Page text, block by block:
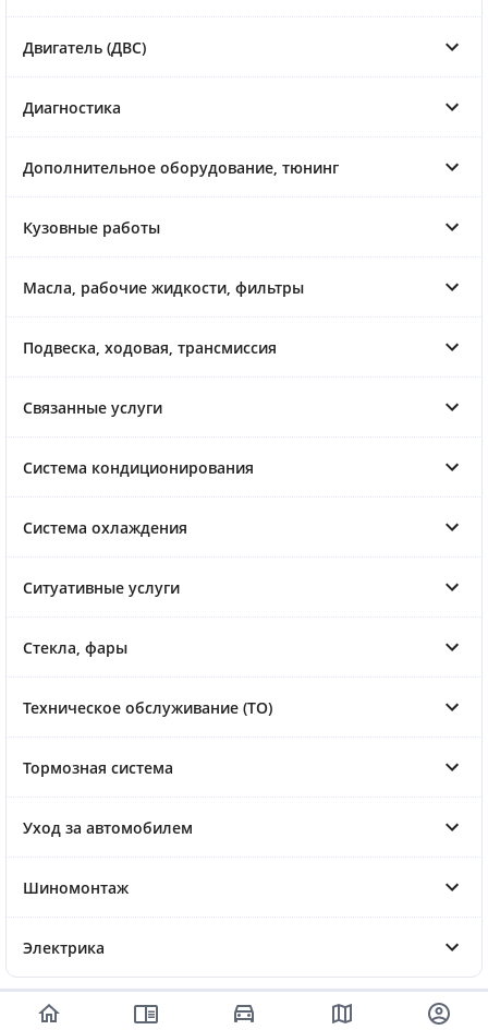
Двигатель (ДВС)
Диагностика
Дополнительное оборудование, тюнинг
Кузовные работы
Масла, рабочие жидкости, фильтры
Подвеска, ходовая, трансмиссия
Связанные услуги
Система кондиционирования
Система охлаждения
Ситуативные услуги
Стекла, фары
Техническое обслуживание (ТО)
Тормозная система
Уход за автомобилем
Шиномонтаж
Электрика